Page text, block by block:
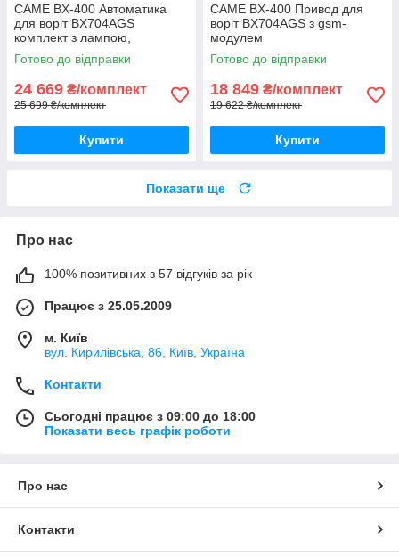
CAME BX-400 Автоматика
для воріт BX704AGS
комплект з лампою,
фотоелементами, 5м рейки і
gsm-модулем
Готово до відправки
24 669 ₴/комплект
25 699 ₴/комплект
Купити
CAME BX-400 Привод для
воріт BX704AGS з gsm-
модулем
Готово до відправки
18 849 ₴/комплект
19 622 ₴/комплект
Купити
Показати ще
Про нас
100% позитивних з 57 відгуків за рік
Працює з 25.05.2009
м. Київ
вул. Кирилівська, 86, Київ, Україна
Контакти
Сьогодні працює з 09:00 до 18:00
Показати весь графік роботи
Про нас
Контакти